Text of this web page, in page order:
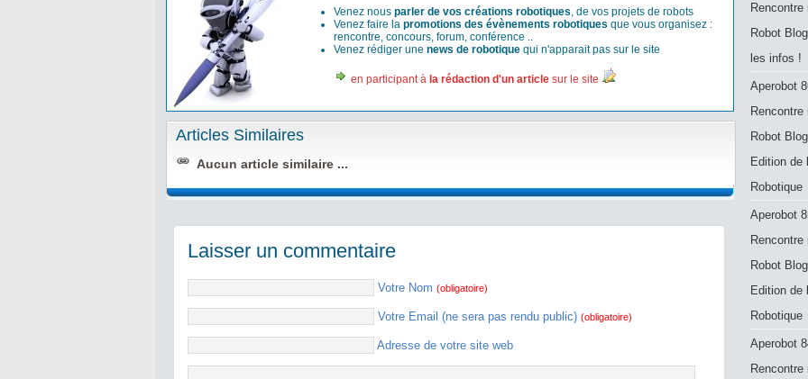
Venez nous parler de vos créations robotiques, de vos projets de robots
Venez faire la promotions des évènements robotiques que vous organisez :
rencontre, concours, forum, conférence ..
Venez rédiger une news de robotique qui n'apparait pas sur le site
en participant à la rédaction d'un article sur le site
Articles Similaires
Aucun article similaire ...
Laisser un commentaire
Votre Nom (obligatoire)
Votre Email (ne sera pas rendu public) (obligatoire)
Adresse de votre site web
Rencontre
Robot Blog
les infos !
Aperobot
Rencontre
Robot Blog
Edition de
Robotique
Aperobot
Rencontre
Robot Blog
Edition de
Robotique
Aperobot
Rencontre